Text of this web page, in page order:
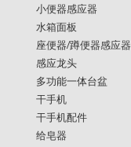
小便器感应器
水箱面板
座便器/蹲便器感应器
感应龙头
多功能一体台盆
干手机
干手机配件
给皂器